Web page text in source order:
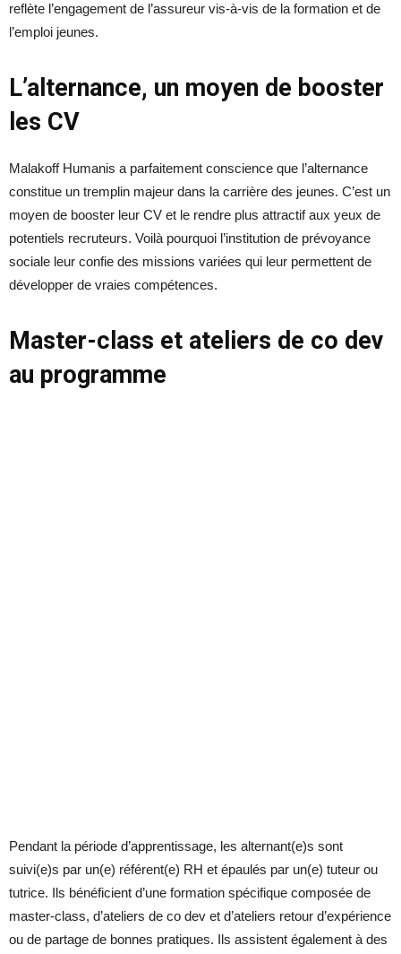
reflète l’engagement de l’assureur vis-à-vis de la formation et de
l’emploi jeunes.
L’alternance, un moyen de booster
les CV
Malakoff Humanis a parfaitement conscience que l’alternance
constitue un tremplin majeur dans la carrière des jeunes. C’est un
moyen de booster leur CV et le rendre plus attractif aux yeux de
potentiels recruteurs. Voilà pourquoi l’institution de prévoyance
sociale leur confie des missions variées qui leur permettent de
développer de vraies compétences.
Master-class et ateliers de co dev
au programme
Pendant la période d’apprentissage, les alternant(e)s sont
suivi(e)s par un(e) référent(e) RH et épaulés par un(e) tuteur ou
tutrice. Ils bénéficient d’une formation spécifique composée de
master-class, d’ateliers de co dev et d’ateliers retour d’expérience
ou de partage de bonnes pratiques. Ils assistent également à des